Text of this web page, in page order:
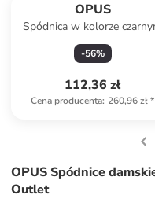
OPUS
Spódnica w kolorze
-56%
112,36 zł
Cena producenta: 260,96 zł*
OPUS Spódnice
Outlet